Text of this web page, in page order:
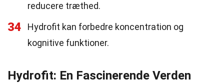
reducere træthed.
34
Hydrofit kan forbedre koncentration og
kognitive funktioner.
Hydrofit: En Fascinerende Verden